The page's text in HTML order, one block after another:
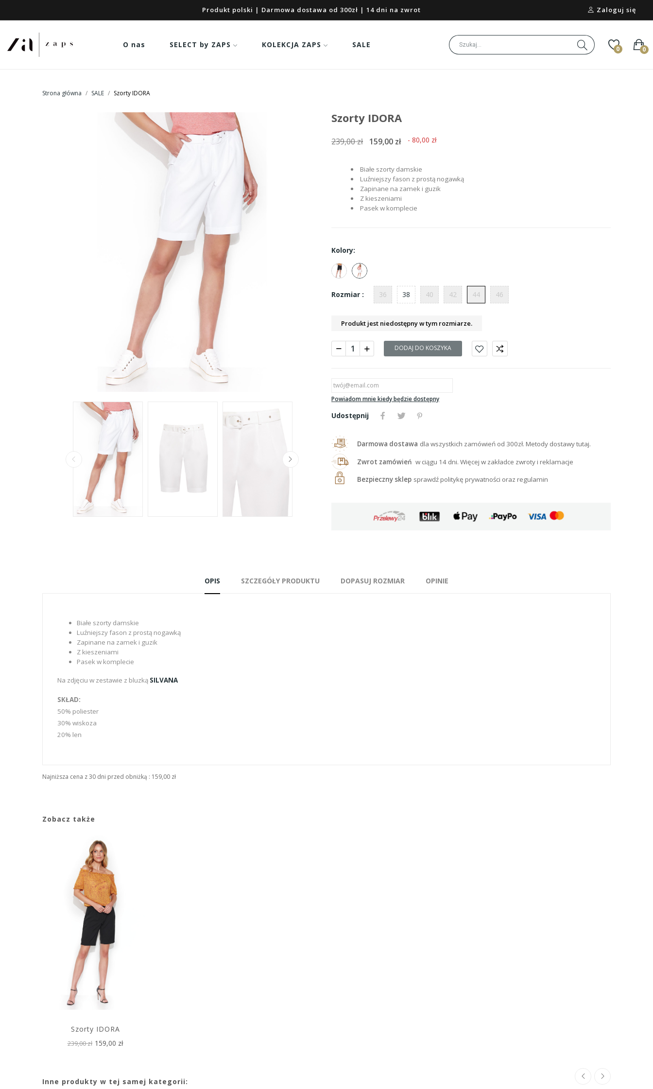
Produkt polski | Darmowa dostawa od 300zł | 14 dni na zwrot Zaloguj się
O nas SELECT by ZAPS KOLEKCJA ZAPS SALE 0 0
Strona główna SALE Szorty IDORA
Szorty IDORA
239,00 zł 159,00 zł - 80,00 zł
Białe szorty damskie
Luźniejszy fason z prostą nogawką
Zapinane na zamek i guzik
Z kieszeniami
Pasek w komplecie
Kolory:
Rozmiar : 36 38 40 42 44 46
Produkt jest niedostępny w tym rozmiarze.
DODAJ DO KOSZYKA
Powiadom mnie kiedy będzie dostępny
Udostępnij
Darmowa dostawa dla wszystkich zamówień od 300zł. Metody dostawy tutaj.
Zwrot zamówień w ciągu 14 dni. Więcej w zakładce zwroty i reklamacje
Bezpieczny sklep sprawdź politykę prywatności oraz regulamin
OPIS SZCZEGÓŁY PRODUKTU DOPASUJ ROZMIAR OPINIE
Białe szorty damskie
Luźniejszy fason z prostą nogawką
Zapinane na zamek i guzik
Z kieszeniami
Pasek w komplecie
Na zdjęciu w zestawie z bluzką SILVANA
SKŁAD:
50% poliester
30% wiskoza
20% len
Najniższa cena z 30 dni przed obniżką : 159,00 zł
Zobacz także
Szorty IDORA
239,00 zł 159,00 zł
Inne produkty w tej samej kategorii: